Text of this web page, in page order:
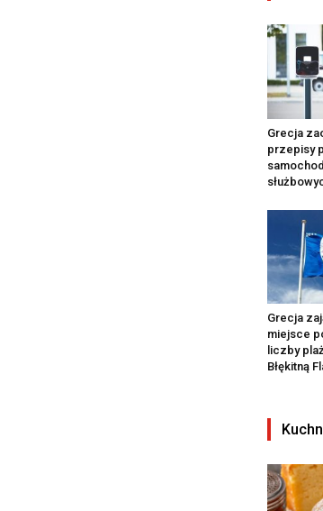
Grecja
przepisy
Grecja
miejsce
liczby
Błękitną